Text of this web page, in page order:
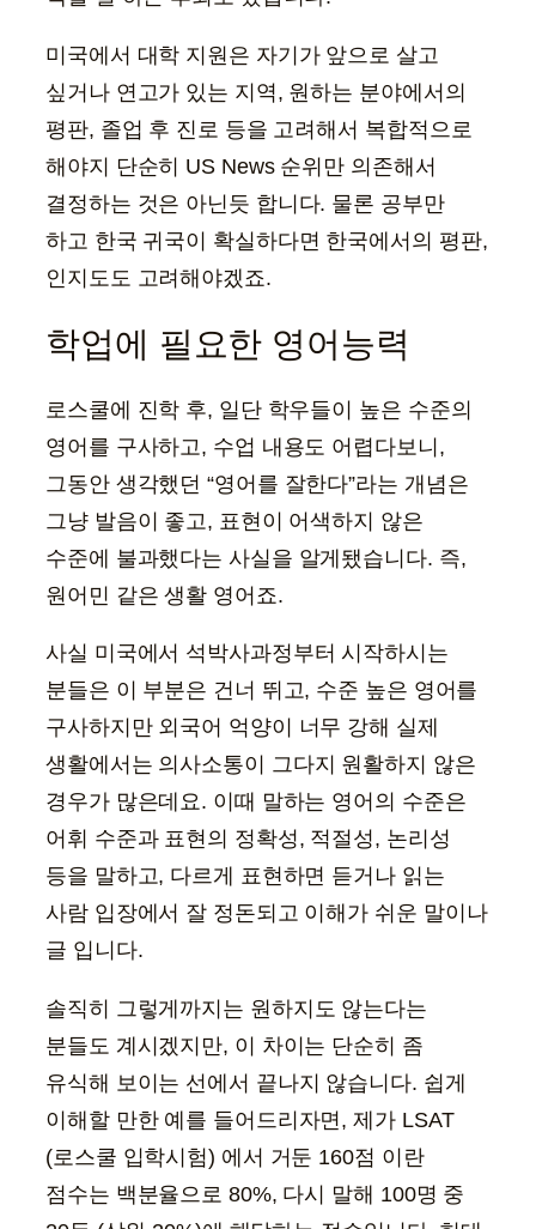
미국에서 대학 지원은 자기가 앞으로 살고
싶거나 연고가 있는 지역, 원하는 분야에서의
평판, 졸업 후 진로 등을 고려해서 복합적으로
해야지 단순히 US News 순위만 의존해서
결정하는 것은 아닌듯 합니다. 물론 공부만
하고 한국 귀국이 확실하다면 한국에서의 평판,
인지도도 고려해야겠죠.
학업에 필요한 영어능력
로스쿨에 진학 후, 일단 학우들이 높은 수준의
영어를 구사하고, 수업 내용도 어렵다보니,
그동안 생각했던 “영어를 잘한다”라는 개념은
그냥 발음이 좋고, 표현이 어색하지 않은
수준에 불과했다는 사실을 알게됐습니다. 즉,
원어민 같은 생활 영어죠.
사실 미국에서 석박사과정부터 시작하시는
분들은 이 부분은 건너 뛰고, 수준 높은 영어를
구사하지만 외국어 억양이 너무 강해 실제
생활에서는 의사소통이 그다지 원활하지 않은
경우가 많은데요. 이때 말하는 영어의 수준은
어휘 수준과 표현의 정확성, 적절성, 논리성
등을 말하고, 다르게 표현하면 듣거나 읽는
사람 입장에서 잘 정돈되고 이해가 쉬운 말이나
글 입니다.
솔직히 그렇게까지는 원하지도 않는다는
분들도 계시겠지만, 이 차이는 단순히 좀
유식해 보이는 선에서 끝나지 않습니다. 쉽게
이해할 만한 예를 들어드리자면, 제가 LSAT
(로스쿨 입학시험) 에서 거둔 160점 이란
점수는 백분율으로 80%, 다시 말해 100명 중